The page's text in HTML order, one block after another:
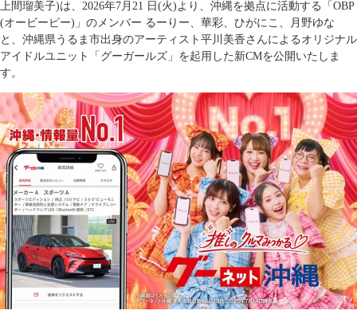
上間瑠美子)は、2026年7月21 日(火)より、沖縄を拠点に活動する「OBP
(オービーピー)」のメンバー るーりー、華彩、ひがにこ、月野ゆな
と、沖縄県うるま市出身のアーティスト平川美香さんによるオリジナル
アイドルユニット「グーガールズ」を起用した新CMを公開いたしま
す。